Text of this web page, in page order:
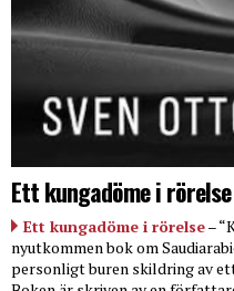
Ett kungadöme i
Ett kungadöme i rörelse–
nyutkommen bok om
personligt buren skildring av